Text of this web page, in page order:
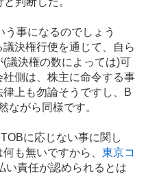
う事になるのでしょう
決権行使を通じて、自ら
議決権の数によっては)可
側は、株主に命令する事
上も勿論そうですし、B
ながら同様です。
に応じない事に関し
も無いですから、 東京コ
い責任が認められるとは